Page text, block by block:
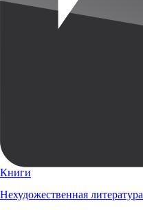
Книги
Нехудожественная литература